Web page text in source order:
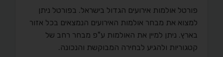
פורטל אולמות אירועים הגדול בישראל. בפורטל ניתן
למצוא את מבחר אולמות האירועים הנמצאים בכל אזור
בארץ. ניתן למיין את האולמות ע"פ מבחר רחב של
קטגוריות ולהגיע לבחירה המבוקשת והנכונה.